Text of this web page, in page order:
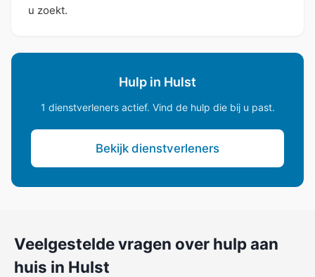
u zoekt.
Hulp in Hulst
1 dienstverleners actief. Vind de hulp die bij u past.
Bekijk dienstverleners
Veelgestelde vragen over hulp aan
huis in Hulst